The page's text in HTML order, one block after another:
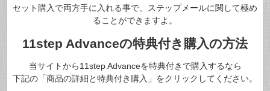
セット購入で両方手に入れる事で、ステップメールに関して極め
ることができますよ。
11step Advanceの特典付き購入の方法
当サイトから11step Advanceを特典付きで購入するなら
下記の「商品の詳細と特典付き購入」をクリックしてください。